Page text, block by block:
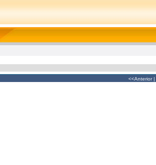
<<Anterior|